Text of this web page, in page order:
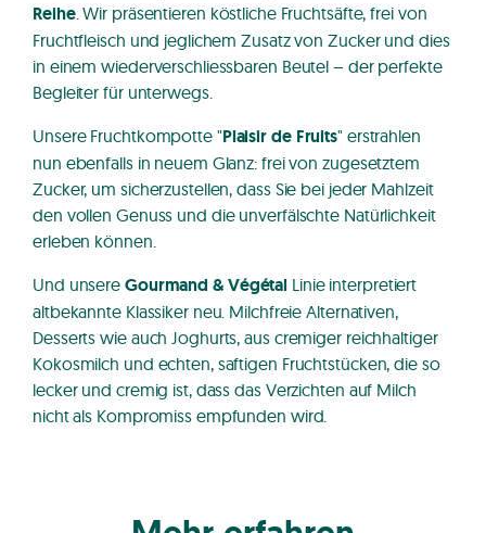
Reihe. Wir präsentieren köstliche Fruchtsäfte, frei von
Fruchtfleisch und jeglichem Zusatz von Zucker und dies
in einem wiederverschliessbaren Beutel – der perfekte
Begleiter für unterwegs.
Unsere Fruchtkompotte "Plaisir de Fruits" erstrahlen
nun ebenfalls in neuem Glanz: frei von zugesetztem
Zucker, um sicherzustellen, dass Sie bei jeder Mahlzeit
den vollen Genuss und die unverfälschte Natürlichkeit
erleben können.
Und unsere Gourmand & Végétal Linie interpretiert
altbekannte Klassiker neu. Milchfreie Alternativen,
Desserts wie auch Joghurts, aus cremiger reichhaltiger
Kokosmilch und echten, saftigen Fruchtstücken, die so
lecker und cremig ist, dass das Verzichten auf Milch
nicht als Kompromiss empfunden wird.